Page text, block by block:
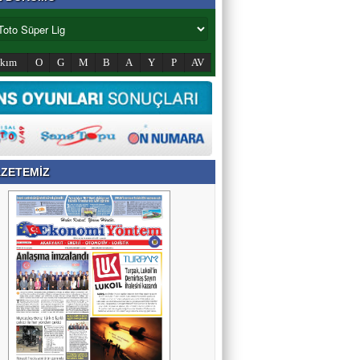
O G M B A Y P AV